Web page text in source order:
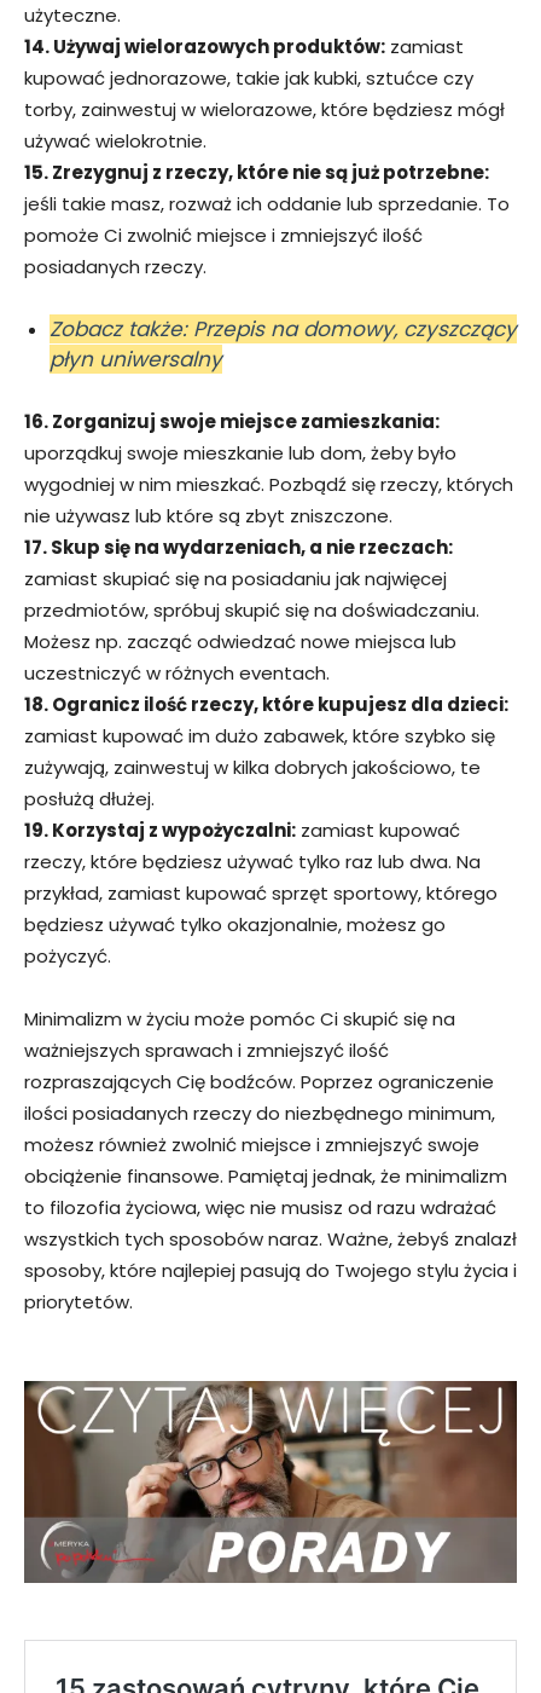
użyteczne.
14. Używaj wielorazowych produktów: zamiast
kupować jednorazowe, takie jak kubki, sztućce czy
torby, zainwestuj w wielorazowe, które będziesz mógł
używać wielokrotnie.
15. Zrezygnuj z rzeczy, które nie są już potrzebne:
jeśli takie masz, rozważ ich oddanie lub sprzedanie. To
pomoże Ci zwolnić miejsce i zmniejszyć ilość
posiadanych rzeczy.
Zobacz także: Przepis na domowy, czyszczący
płyn uniwersalny
16. Zorganizuj swoje miejsce zamieszkania:
uporządkuj swoje mieszkanie lub dom, żeby było
wygodniej w nim mieszkać. Pozbądź się rzeczy, których
nie używasz lub które są zbyt zniszczone.
17. Skup się na wydarzeniach, a nie rzeczach:
zamiast skupiać się na posiadaniu jak najwięcej
przedmiotów, spróbuj skupić się na doświadczaniu.
Możesz np. zacząć odwiedzać nowe miejsca lub
uczestniczyć w różnych eventach.
18. Ogranicz ilość rzeczy, które kupujesz dla dzieci:
zamiast kupować im dużo zabawek, które szybko się
zużywają, zainwestuj w kilka dobrych jakościowo, te
posłużą dłużej.
19. Korzystaj z wypożyczalni: zamiast kupować
rzeczy, które będziesz używać tylko raz lub dwa. Na
przykład, zamiast kupować sprzęt sportowy, którego
będziesz używać tylko okazjonalnie, możesz go
pożyczyć.
Minimalizm w życiu może pomóc Ci skupić się na
ważniejszych sprawach i zmniejszyć ilość
rozpraszających Cię bodźców. Poprzez ograniczenie
ilości posiadanych rzeczy do niezbędnego minimum,
możesz również zwolnić miejsce i zmniejszyć swoje
obciążenie finansowe. Pamiętaj jednak, że minimalizm
to filozofia życiowa, więc nie musisz od razu wdrażać
wszystkich tych sposobów naraz. Ważne, żebyś znalazł
sposoby, które najlepiej pasują do Twojego stylu życia i
priorytetów.